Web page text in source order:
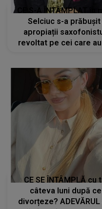
CE SE ÎNTÂMPLĂ
câteva luni după
divorțeze?
său i-a adus grave
„Se confruntă în
STIRI MONDENE